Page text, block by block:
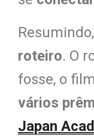
Resumindo,
roteiro. O
fosse, o
vários
Japan